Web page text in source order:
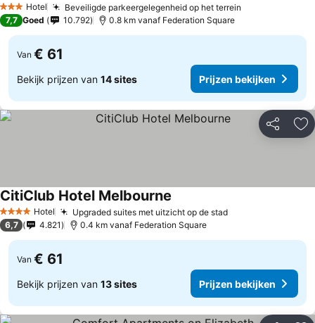
3 SterrenHotel Beveiligde parkeergelegenheid op het terrein
7,7 Goed 10.792 0.8 km vanaf Federation Square
Van € 61
Bekijk prijzen van 14 sites Prijzen bekijken
Delen
4 SterrenHotel Upgraded suites met uitzicht op de stad
CitiClub Hotel Melbourne
6,7 4.821 0.4 km vanaf Federation Square
Van € 61
Bekijk prijzen van 13 sites Prijzen bekijken